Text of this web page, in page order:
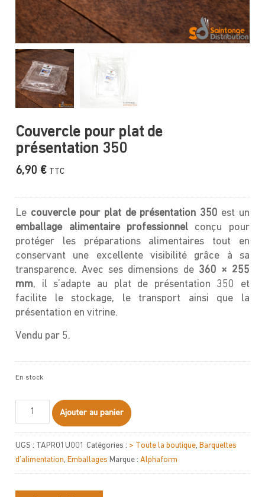
Couvercle pour plat de
présentation 350
6,90 € TTC
Le couvercle pour plat de présentation 350 est un
emballage alimentaire professionnel conçu pour
protéger les préparations alimentaires tout en
conservant une excellente visibilité grâce à sa
transparence. Avec ses dimensions de 360 × 255
mm, il s’adapte au plat de présentation 350 et
facilite le stockage, le transport ainsi que la
présentation en vitrine.
Vendu par 5.
En stock
quantité
Couvercle
pour
plat
présentation
Ajouter au panier
UGS : TAPR01U001 Catégories : > Toute la boutique,Barquettes
d’alimentation,Emballages Marque :Alphaform